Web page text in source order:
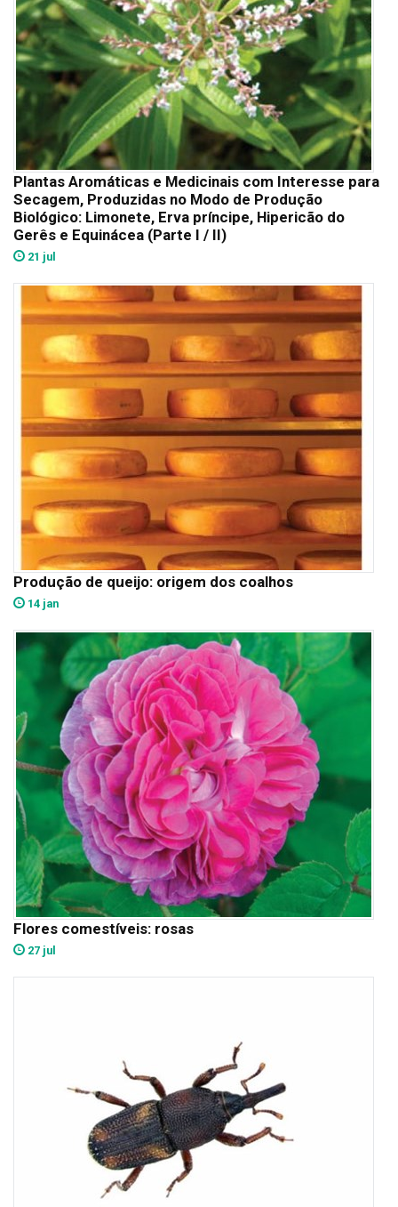
Plantas Aromáticas e Medicinais com Interesse para
Secagem, Produzidas no Modo de Produção
Biológico: Limonete, Erva príncipe, Hipericão do
Gerês e Equinácea (Parte I / II)
21 jul
Produção de queijo: origem dos coalhos
14 jan
Flores comestíveis: rosas
27 jul